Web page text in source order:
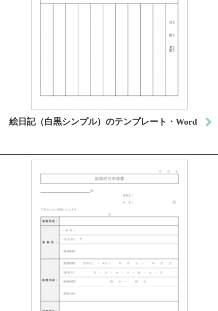
絵日記（白黒シンプル）のテンプレート・Word